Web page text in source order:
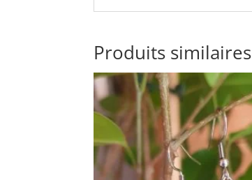
Produits similaires